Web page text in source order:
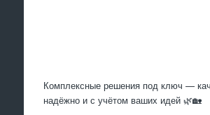
Комплексные решения под ключ —
надёжно и с учётом ваших идей 🌿🏡